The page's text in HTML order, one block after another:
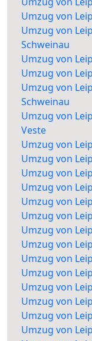
Umzug von
Umzug von
Schweinau
Umzug von
Umzug von
Umzug von
Schweinau
Umzug von
Veste
Umzug von
Umzug von
Umzug von
Umzug von
Umzug von
Umzug von
Umzug von
Umzug von
Umzug von
Umzug von
Umzug von
Umzug von
Umzug von
Umzug von